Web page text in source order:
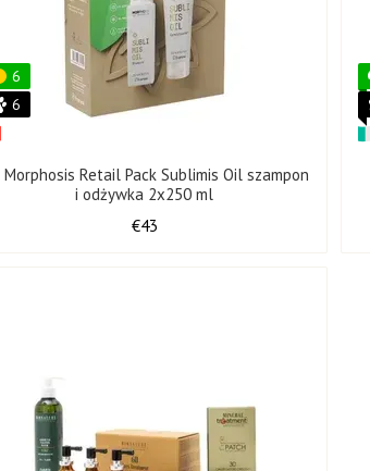
6
6
Retail Pack Sublimis Oil szampon
i odżywka 2x250 ml
€43